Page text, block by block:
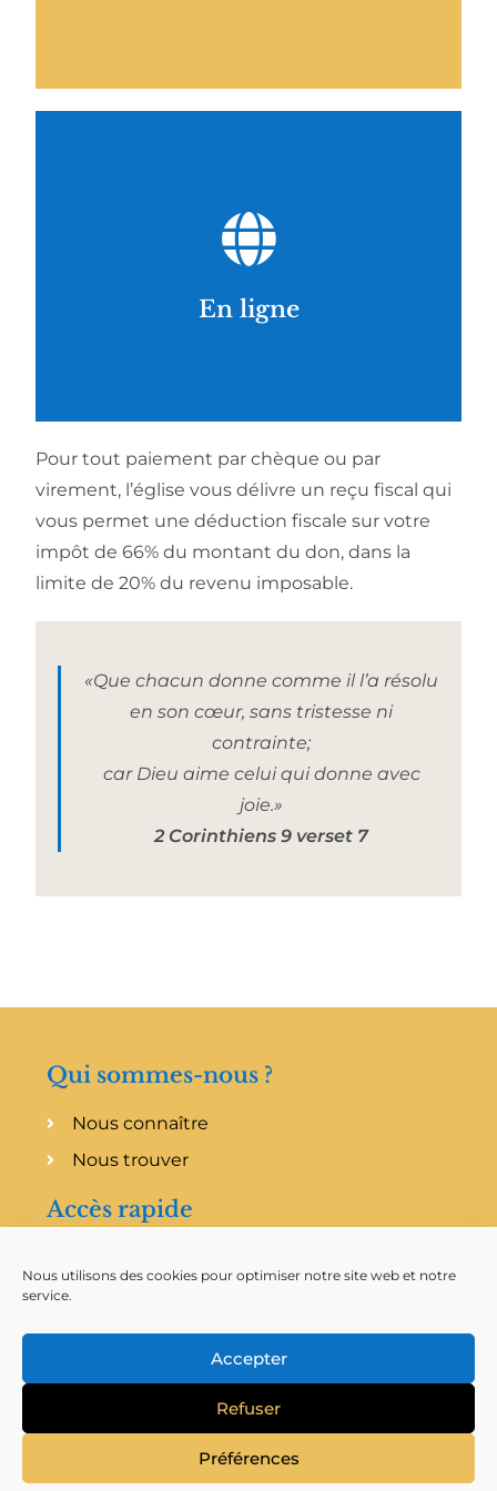
Nous utilisons des cookies pour optimiser notre site web et notre
service.
Accepter
Refuser
Préférences
En ligne
Via HelloAsso
Donner en ligne
Pour tout paiement par chèque ou par
virement, l’église vous délivre un reçu fiscal qui
vous permet une déduction fiscale sur votre
impôt de 66% du montant du don, dans la
limite de 20% du revenu imposable.
«Que chacun donne comme il l’a résolu
en son cœur, sans tristesse ni
contrainte;
car Dieu aime celui qui donne avec
joie.»
2 Corinthiens 9 verset 7
Qui sommes-nous ?
Nous connaître
Nous trouver
Accès rapide